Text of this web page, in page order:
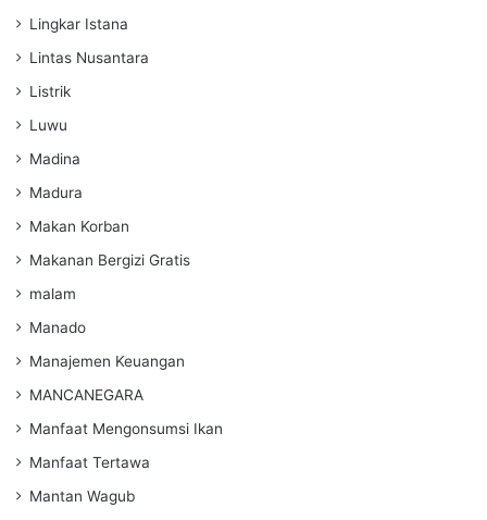
Lingkar Istana
Lintas Nusantara
Listrik
Luwu
Madina
Madura
Makan Korban
Makanan Bergizi Gratis
malam
Manado
Manajemen Keuangan
MANCANEGARA
Manfaat Mengonsumsi Ikan
Manfaat Tertawa
Mantan Wagub